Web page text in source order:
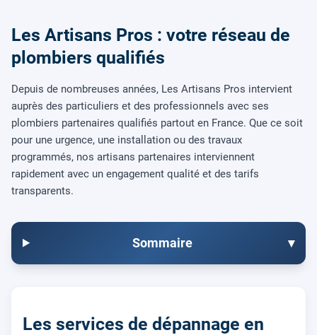
Les Artisans Pros : votre réseau de
plombiers qualifiés
Depuis de nombreuses années, Les Artisans Pros intervient
auprès des particuliers et des professionnels avec ses
plombiers partenaires qualifiés partout en France. Que ce soit
pour une urgence, une installation ou des travaux
programmés, nos artisans partenaires interviennent
rapidement avec un engagement qualité et des tarifs
transparents.
Sommaire ▾
Les services de dépannage en